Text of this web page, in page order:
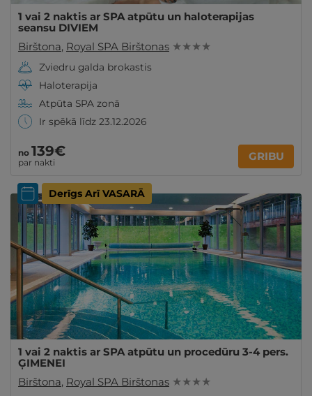
1 vai 2 naktis ar SPA atpūtu un haloterapijas
seansu DIVIEM
Birštona, Royal SPA Birštonas ★ ★ ★ ★
Zviedru galda brokastis
Haloterapija
Atpūta SPA zonā
Ir spēkā līdz 23.12.2026
no 139€
par nakti GRIBU
Derīgs Arī VASARĀ
1 vai 2 naktis ar SPA atpūtu un procedūru 3-4 pers.
ĢIMENEI
Birštona, Royal SPA Birštonas ★ ★ ★ ★